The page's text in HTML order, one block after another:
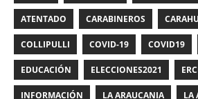
ATENTADO CARABINEROS
COLLIPULLI COVID-19 COVID19
EDUCACIÓN ELECCIONES2021
INFORMACIÓN LA ARAUCANIA LA